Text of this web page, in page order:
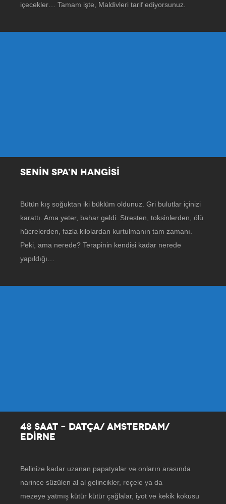
içecekler… Tamam işte, Maldivleri tarif ediyorsunuz.
SENİN SPA’N HANGİSİ
Bütün kış soğuktan iki büklüm oldunuz. Gri bulutlar içinizi
karattı. Ama yeter, bahar geldi. Stresten, toksinlerden, ölü
hücrelerden, fazla kilolardan kurtulmanın tam zamanı.
Peki, ama nerede? Terapinin kendisi kadar nerede
yapıldığı…
48 SAAT – DATÇA/ AMSTERDAM/
EDİRNE
Belinize kadar uzanan papatyalar ve onların arasında
narince süzülen al al gelincikler, reçele ya da
mezeye yatmış kütür kütür çağlalar, iyot ve kekik kokusu